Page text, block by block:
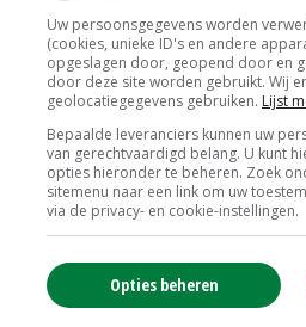
Uw persoonsgegevens worden
(cookies, unieke ID's en andere
opgeslagen door, geopend door en
door deze site worden gebruikt. Wij
geolocatiegegevens gebruiken. Lijst
Bepaalde leveranciers kunnen uw
van gerechtvaardigd belang. U kunt
opties hieronder te beheren. Zoek
sitemenu naar een link om uw
via de privacy- en cookie-instellingen.
Opties beheren